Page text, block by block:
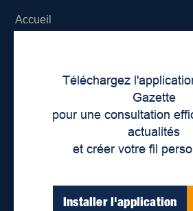
Téléchargez
Gazette
pour une consultation
actualités
et créer votre fil
Installer l'application
Accueil
Déontologie et confidentialité
Devenir partenaire
Lieux de distribution
Nous joindre